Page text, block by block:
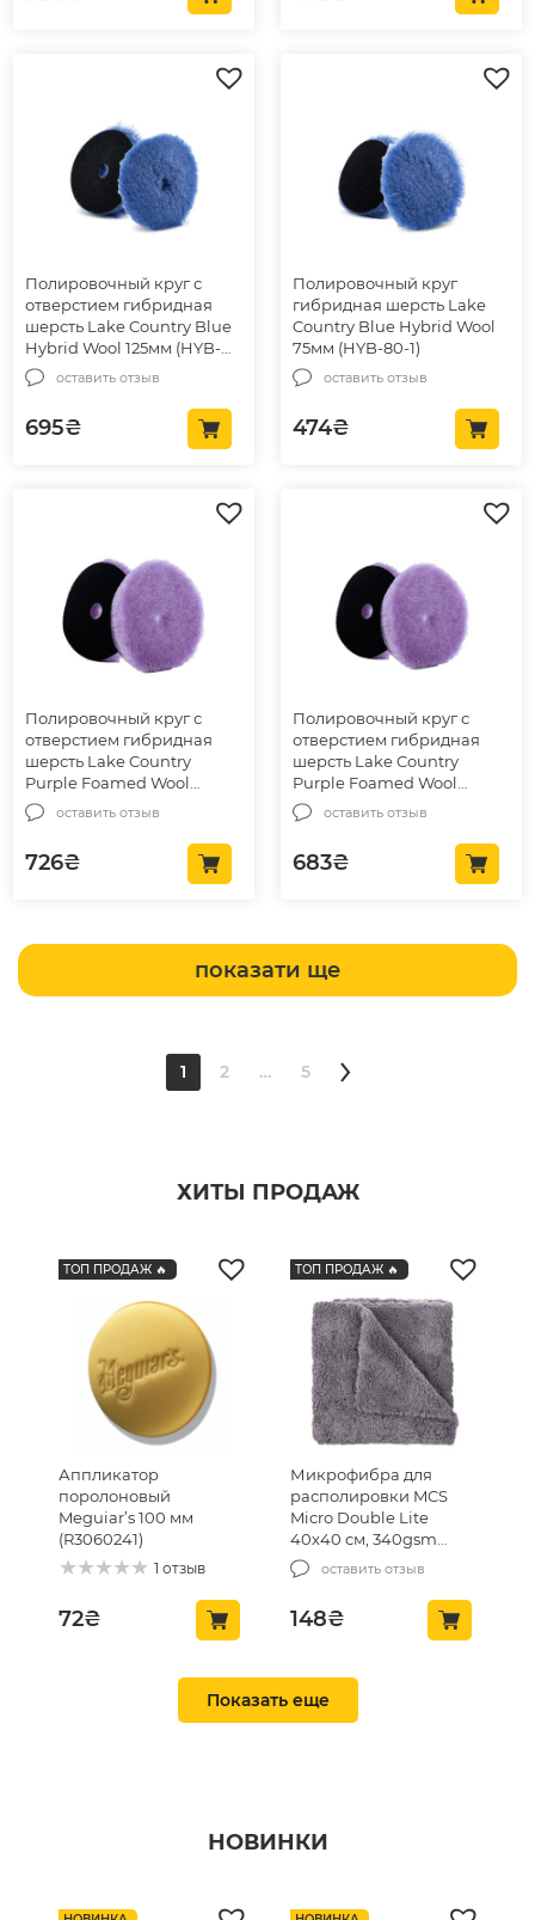
Полировочный круг с
отверстием гибридная
шерсть Lake Country Blue
Hybrid Wool 125мм (HYB-
133)
оставить отзыв
695₴
Полировочный круг
гибридная шерсть Lake
Country Blue Hybrid Wool
75мм (HYB-80-1)
оставить отзыв
474₴
Полировочный круг с
отверстием гибридная
шерсть Lake Country
Purple Foamed Wool
Buffing & Polishing 150мм
(58-32625WH-1)
оставить отзыв
726₴
Полировочный круг с
отверстием гибридная
шерсть Lake Country
Purple Foamed Wool
Buffing & Polishing 125мм
(58-32525WH-1)
оставить отзыв
683₴
показати ще
1 2 … 5
ХИТЫ ПРОДАЖ
ТОП ПРОДАЖ 🔥
Аппликатор
поролоновый
Meguiar’s 100 мм
(R3060241)
1 отзыв
72₴
ТОП ПРОДАЖ 🔥
Микрофибра для
располировки MCS
Micro Double Lite
40х40 см, 340gsm
(MCS-03/1)
оставить отзыв
148₴
для очистки стекла
микрофибра MCS
Показать еще
НОВИНКИ